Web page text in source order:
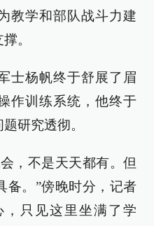
教学和部队战斗力建
。
士杨帆终于舒展了眉
作训练系统，他终于
研究透彻。
，不是天天都有。但
备。”傍晚时分，记者
只见这里坐满了学